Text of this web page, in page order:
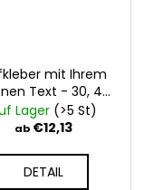
mit Ihrem
Text - 30, 40,
50 cm
Lager (>5 St)
ab €12,13
DETAIL